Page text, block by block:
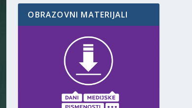
OBRAZOVNI MATERIJALI